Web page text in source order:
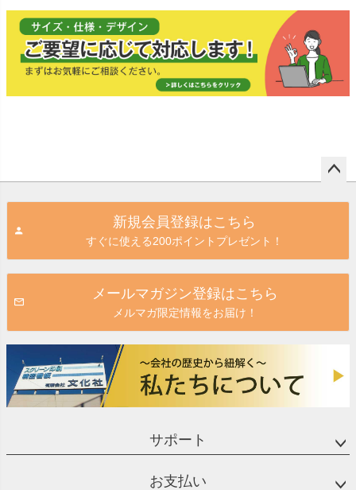
新規会員登録はこちら
すぐに使える200ポイントプレゼント！
メールマガジン登録はこちら
メルマガ限定情報をお届け！
サポート
お支払い